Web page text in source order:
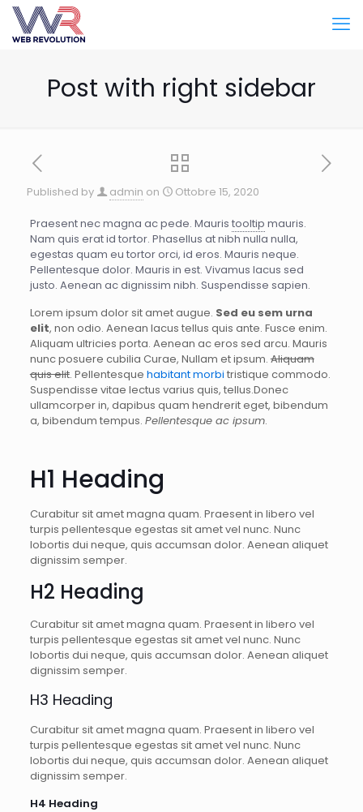
Post with right sidebar
Published by admin on Ottobre 15, 2020
Praesent nec magna ac pede. Mauris tooltip mauris.
Nam quis erat id tortor. Phasellus at nibh nulla nulla,
egestas quam eu tortor orci, id eros. Mauris neque.
Pellentesque dolor. Mauris in est. Vivamus lacus sed
justo. Aenean ac dignissim nibh. Suspendisse sapien.
Lorem ipsum dolor sit amet augue. Sed eu sem urna
elit, non odio. Aenean lacus tellus quis ante. Fusce enim.
Aliquam ultricies porta. Aenean ac eros sed arcu. Mauris
nunc posuere cubilia Curae, Nullam et ipsum.Aliquam
quis elit. Pellentesque habitant morbi tristique commodo.
Suspendisse vitae lectus varius quis, tellus.Donec
ullamcorper in, dapibus quam hendrerit eget, bibendum
a, bibendum tempus. Pellentesque ac ipsum.
H1 Heading
Curabitur sit amet magna quam. Praesent in libero vel
turpis pellentesque egestas sit amet vel nunc. Nunc
lobortis dui neque, quis accumsan dolor. Aenean aliquet
dignissim semper.
H2 Heading
Curabitur sit amet magna quam. Praesent in libero vel
turpis pellentesque egestas sit amet vel nunc. Nunc
lobortis dui neque, quis accumsan dolor. Aenean aliquet
dignissim semper.
H3 Heading
Curabitur sit amet magna quam. Praesent in libero vel
turpis pellentesque egestas sit amet vel nunc. Nunc
lobortis dui neque, quis accumsan dolor. Aenean aliquet
dignissim semper.
H4 Heading